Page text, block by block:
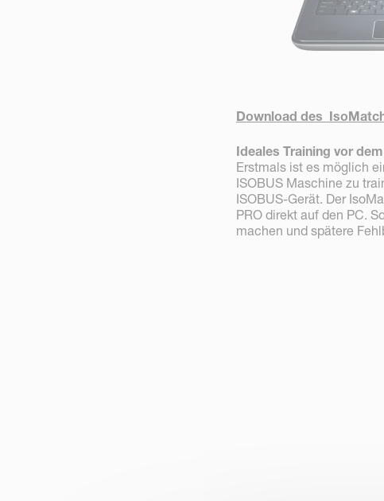
Download des
Ideales Training vor
Erstmals ist es möglich
ISOBUS Maschine zu
ISOBUS-Gerät. Der
PRO direkt auf den PC.
machen und spätere